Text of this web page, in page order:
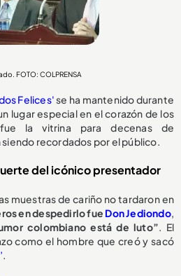
FOTO: COLPRENSA
Felices'se ha mantenido durante
lugar especial en el corazón de los
fue la vitrina para decenas de
recordados por el público.
del icónico presentador
muestras de cariño no tardaron en
en despedirlo fue Don Jediondo,
colombiano está de luto”. El
como el hombre que creó y sacó
.